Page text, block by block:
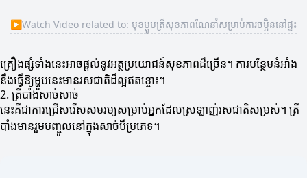
▶Watch Video related to: មុខម្ហូបត្រីសុខភាពណែនាំសម្រាប់ការចម្អិននៅផ្ទះ
គ្រឿងផ្សំទាំងនេះអាចផ្តល់នូវអត្ថប្រយោជន៍សុខភាពដ៏ច្រើន។ ការបន្ថែមនំអាំង
នឹងធ្វើឱ្យម្ហូបនេះមានរសជាតិដ៏ល្អឥតខ្ចោះ។
2. ត្រីបាំងសាច់សាច់
នេះគឺជាការជ្រើសរើសសមរម្យសម្រាប់អ្នកដែលស្រឡាញ់រសជាតិសម្រស់។ ត្រី
បាំងមានរួមបញ្ចូលនៅក្នុងសាច់បីប្រភេទ។